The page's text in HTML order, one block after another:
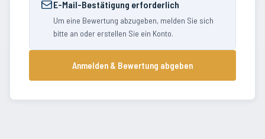
E-Mail-Bestätigung erforderlich
Um eine Bewertung abzugeben, melden Sie sich
bitte an oder erstellen Sie ein Konto.
Anmelden & Bewertung abgeben